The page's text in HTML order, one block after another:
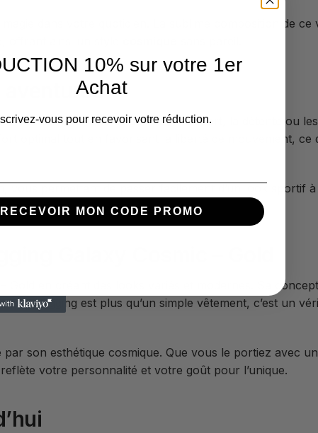
dans votre quotidien. La sublime composition de ce
offrant ainsi un style
vos activités, que ce soit pour le sport, la détente ou
optimal tout en favorisant la liberté de mouvement, ce
permettant de passer facilement d’un look sportif
sans effort.
Galaxy Cosmic – Gold
– Gold en créant des looks variés et modernes. Sa
Ce legging est plus qu’un simple vêtement, c’est un
son esthétique cosmique. Que vous le portiez avec
votre personnalité et votre goût pour l’unique.
10% sur votre 1er
Achat
vous pour recevoir votre réduction.
RECEVOIR MON CODE PROMO